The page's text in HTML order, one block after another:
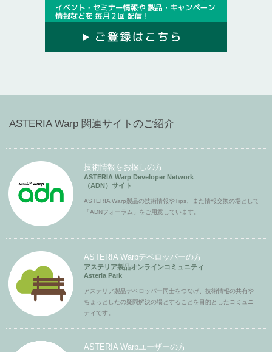
ASTERIA Warp 関連サイトのご紹介
技術情報をお探しの方
ASTERIA Warp Developer Network
（ADN）サイト
ASTERIA Warp製品の技術情報やTips、また情報交換の場として
「ADNフォーラム」をご用意しています。
ASTERIA Warpデベロッパーの方
アステリア製品オンラインコミュニティ
Asteria Park
アステリア製品デベロッパー同士をつなげ、技術情報の共有や
ちょっとしたの疑問解決の場とすることを目的としたコミュニ
ティです。
ASTERIA Warpユーザーの方